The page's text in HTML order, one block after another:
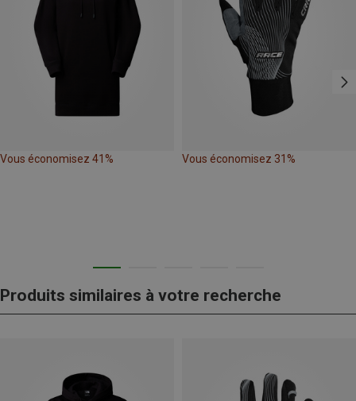
Vous économisez 41% Vous économisez 31%
Produits similaires à votre recherche